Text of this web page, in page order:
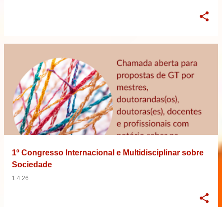
1º Congresso Internacional e Multidisciplinar sobre
Sociedade
1.4.26